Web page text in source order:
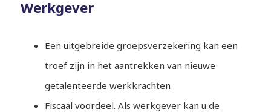
Werkgever
Een uitgebreide groepsverzekering kan een
troef zijn in het aantrekken van nieuwe
getalenteerde werkkrachten
Fiscaal voordeel. Als werkgever kan u de